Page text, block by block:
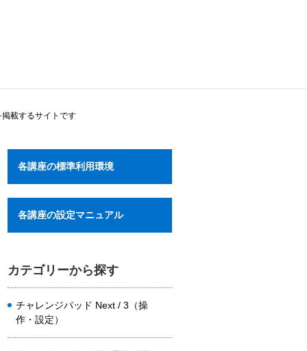
載するサイトです
各講座の標準利用環境
各講座の設定マニュアル
カテゴリーから探す
チャレンジパッド Next / 3（操
作・設定）